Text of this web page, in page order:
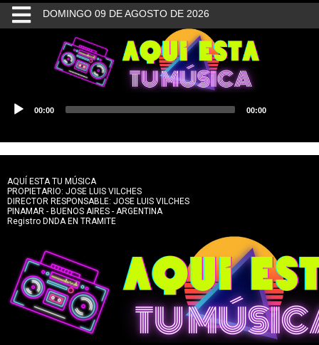
DOMINGO 09 DE AGOSTO DE 2026
de
00:00 00:00
AQUÍ ESTA TU MÚSICA
PROPIETARIO: JOSE LUIS VILCHES
DIRECTOR RESPONSABLE: JOSE LUIS VILCHES
PINAMAR - BUENOS AIRES - ARGENTINA
Registro DNDA EN TRAMITE
INICIO